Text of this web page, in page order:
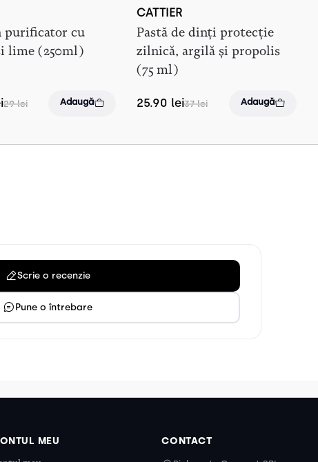
purificator cu
lime (250ml)
29lei Adaugă
CATTIER
Pastă de dinți protecție
zilnică, argilă și propolis
(75 ml)
37lei
25.90 lei Adaugă
Scrie o recenzie
Pune o întrebare
MEU CONTACT